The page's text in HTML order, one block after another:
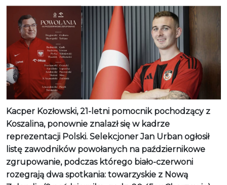
Kacper Kozłowski, 21-letni pomocnik pochodzący z
Koszalina, ponownie znalazł się w kadrze
reprezentacji Polski. Selekcjoner Jan Urban ogłosił
listę zawodników powołanych na październikowe
zgrupowanie, podczas którego biało-czerwoni
rozegrają dwa spotkania: towarzyskie z Nową